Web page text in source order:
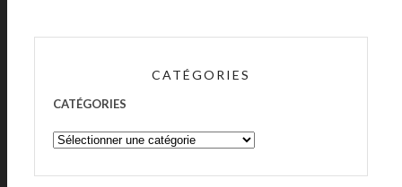
CATÉGORIES
CATÉGORIES